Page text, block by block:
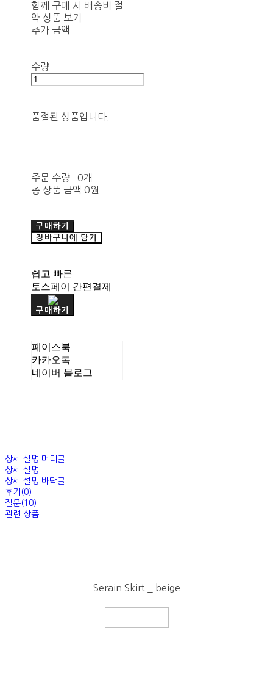
함께 구매 시 배송비 절
약 상품 보기
추가 금액
수량
품절된 상품입니다.
주문 수량
0개
총 상품 금액 0원
구매하기
장바구니에 담기
쉽고 빠른
토스페이 간편결제
구매하기
페이스북
카카오톡
네이버 블로그
상세 설명 머리글
상세 설명
상세 설명 바닥글
후기(0)
질문(10)
관련 상품
Serain Skirt _ beige